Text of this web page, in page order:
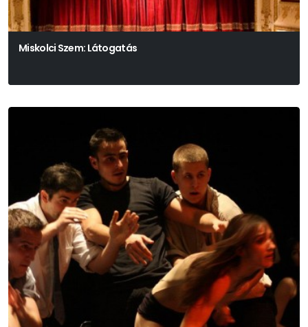
Miskolci Szem: Látogatás